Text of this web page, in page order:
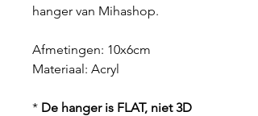
hanger van Mihashop.
Afmetingen: 10x6cm
Materiaal: Acryl
* De hanger is FLAT, niet 3D